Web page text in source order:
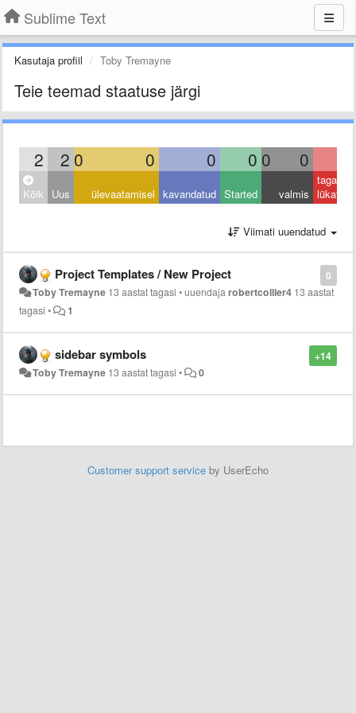
Sublime Text
Kasutaja profiil Toby Tremayne
Teie teemad staatuse järgi
2 2 0 0 0 0 0 0
Kõik Uus ülevaatamisel kavandatud Started valmis
tagasi
lükatud
Viimati uuendatud
0
Project Templates / New Project
Toby Tremayne 13 aastat tagasi •uuendajarobertcollier4 13 aastat
tagasi • 1
+14
sidebar symbols
Toby Tremayne 13 aastat tagasi • 0
Customer support service by UserEcho